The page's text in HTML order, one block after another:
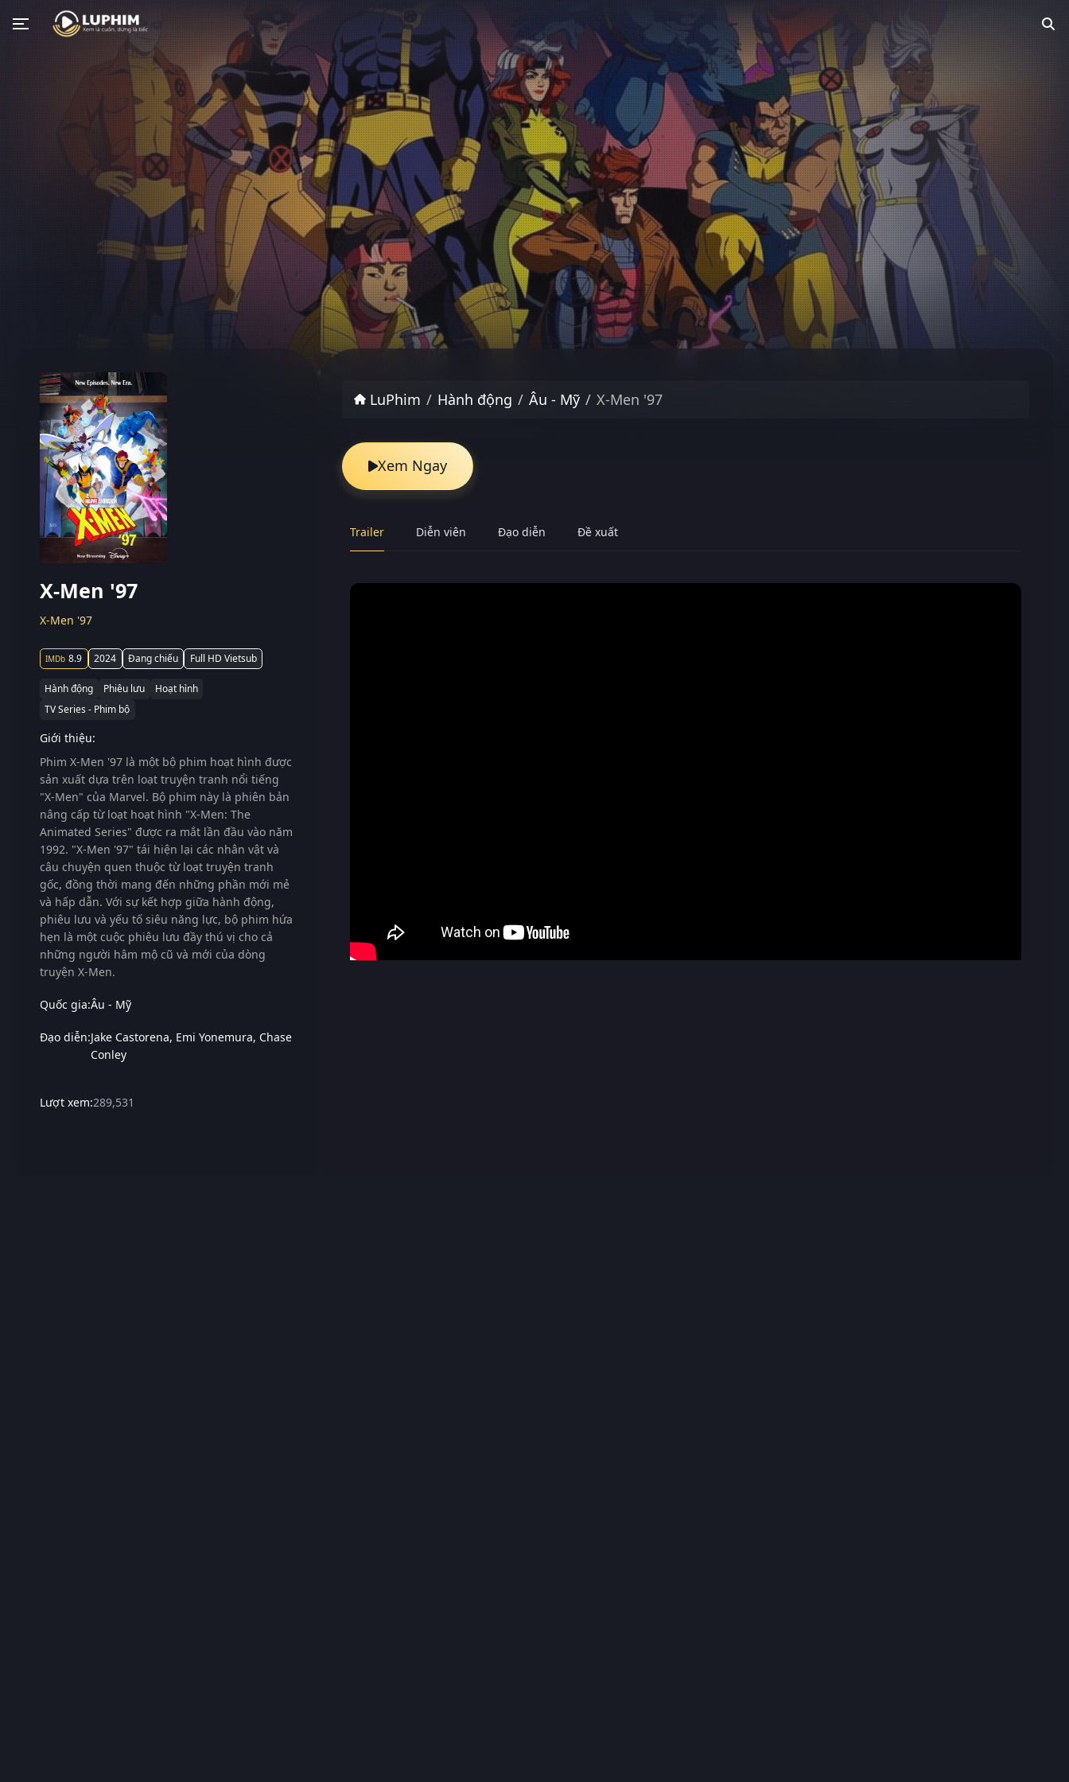
X-Men '97
X-Men '97
8.9 2024 Đang chiếu Full HD Vietsub
Hành động Phiêu lưu
Hoạt hình
TV Series - Phim bộ
Giới thiệu:
Phim X-Men '97 là một bộ phim hoạt hình được
sản xuất dựa trên loạt truyện tranh nổi tiếng
"X-Men" của Marvel. Bộ phim này là phiên bản
nâng cấp từ loạt hoạt hình "X-Men: The
Animated Series" được ra mắt lần đầu vào năm
1992. "X-Men '97" tái hiện lại các nhân vật và
câu chuyện quen thuộc từ loạt truyện tranh
gốc, đồng thời mang đến những phần mới mẻ
và hấp dẫn. Với sự kết hợp giữa hành động,
phiêu lưu và yếu tố siêu năng lực, bộ phim hứa
hẹn là một cuộc phiêu lưu đầy thú vị cho cả
những người hâm mộ cũ và mới của dòng
truyện X-Men.
Quốc gia:Âu - Mỹ
Đạo diễn:Jake Castorena Emi Yonemura Chase
Conley
Lượt xem:289,531
LuPhim Hành động Âu - Mỹ X-Men '97
Xem Ngay
Trailer Diễn viên Đạo diễn Đề xuất